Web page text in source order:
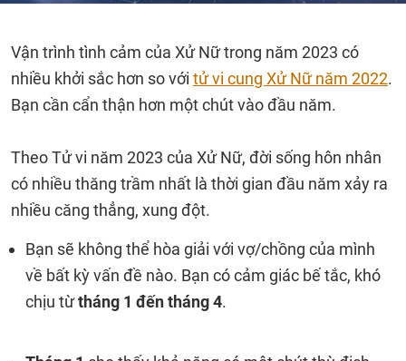
Vận trình tình cảm của Xử Nữ trong năm 2023 có
nhiều khởi sắc hơn so với tử vi cung Xử Nữ năm 2022.
Bạn cần cẩn thận hơn một chút vào đầu năm.
Theo Tử vi năm 2023 của Xử Nữ, đời sống hôn nhân
có nhiều thăng trầm nhất là thời gian đầu năm xảy ra
nhiều căng thẳng, xung đột.
Bạn sẽ không thể hòa giải với vợ/chồng của mình
về bất kỳ vấn đề nào. Bạn có cảm giác bế tắc, khó
chịu từtháng 1 đến tháng 4.